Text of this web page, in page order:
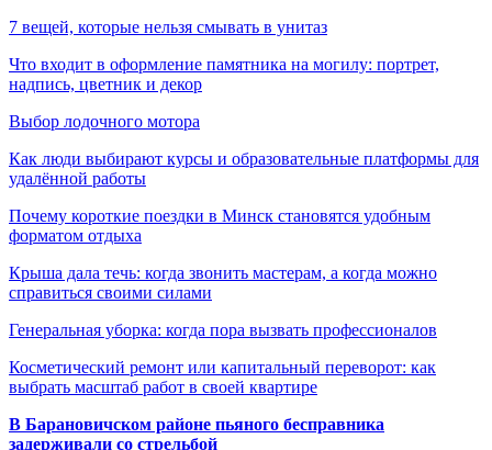
7 вещей, которые нельзя смывать в унитаз
Что входит в оформление памятника на могилу: портрет,
надпись, цветник и декор
Выбор лодочного мотора
Как люди выбирают курсы и образовательные платформы для
удалённой работы
Почему короткие поездки в Минск становятся удобным
форматом отдыха
Крыша дала течь: когда звонить мастерам, а когда можно
справиться своими силами
Генеральная уборка: когда пора вызвать профессионалов
Косметический ремонт или капитальный переворот: как
выбрать масштаб работ в своей квартире
В Барановичском районе пьяного бесправника
задерживали со стрельбой